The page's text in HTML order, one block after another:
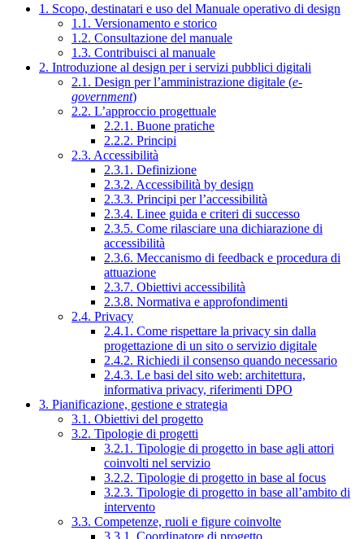
1. Scopo, destinatari e uso del Manuale operativo di design
1.1. Versionamento e storico
1.2. Consultazione del manuale
1.3. Contribuisci al manuale
2. Introduzione al design per i servizi pubblici digitali
2.1. Design per l’amministrazione digitale (e-
government)
2.2. L’approccio progettuale
2.2.1. Buone pratiche
2.2.2. Principi
2.3. Accessibilità
2.3.1. Definizione
2.3.2. Accessibilità by design
2.3.3. Principi per l’accessibilità
2.3.4. Linee guida e criteri di successo
2.3.5. Come rilasciare una dichiarazione di
accessibilità
2.3.6. Meccanismo di feedback e procedura di
attuazione
2.3.7. Obiettivi accessibilità
2.3.8. Normativa e approfondimenti
2.4. Privacy
2.4.1. Come rispettare la privacy sin dalla
progettazione di un sito o servizio digitale
2.4.2. Richiedi il consenso quando necessario
2.4.3. Le basi del sito web: architettura,
informativa privacy, riferimenti DPO
3. Pianificazione, gestione e strategia
3.1. Obiettivi del progetto
3.2. Tipologie di progetti
3.2.1. Tipologie di progetto in base agli attori
coinvolti nel servizio
3.2.2. Tipologie di progetto in base al focus
3.2.3. Tipologie di progetto in base all’ambito di
intervento
3.3. Competenze, ruoli e figure coinvolte
3.3.1. Coordinatore di progetto